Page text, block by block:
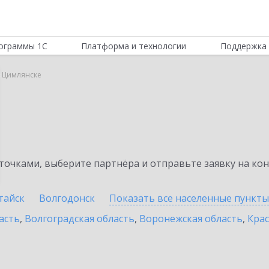
1С Платформа и технологии Поддержка
Цимлянске
выберите партнёра и отправьте заявку на
Волгодонск Показать все населенные пункты
, Волгоградская область, Воронежская область,